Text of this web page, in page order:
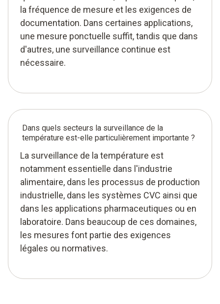
la fréquence de mesure et les exigences de
documentation. Dans certaines applications,
une mesure ponctuelle suffit, tandis que dans
d'autres, une surveillance continue est
nécessaire.
Dans quels secteurs la surveillance de la
température est-elle particulièrement importante ?
La surveillance de la température est
notamment essentielle dans l'industrie
alimentaire, dans les processus de production
industrielle, dans les systèmes CVC ainsi que
dans les applications pharmaceutiques ou en
laboratoire. Dans beaucoup de ces domaines,
les mesures font partie des exigences
légales ou normatives.